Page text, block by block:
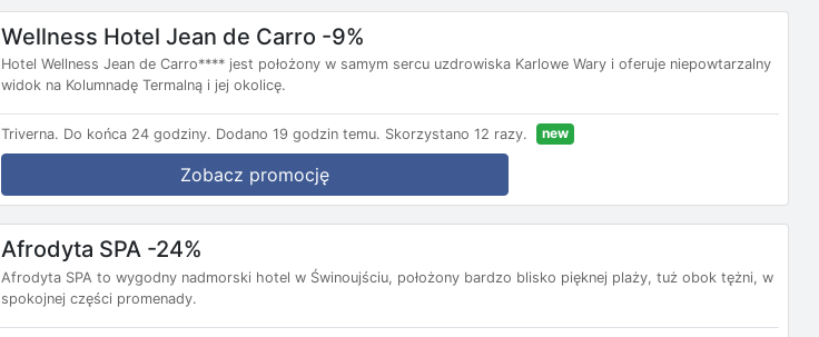
Wellness Hotel Jean de Carro -9%
Hotel Wellness Jean de Carro**** jest położony w samym sercu uzdrowiska Karlowe Wary i oferuje niepowtarzalny
widok na Kolumnadę Termalną i jej okolicę.
Triverna. Do końca 24 godziny. Dodano 19 godzin temu. Skorzystano 12 razy. new
Zobacz promocję
Afrodyta SPA -24%
Afrodyta SPA to wygodny nadmorski hotel w Świnoujściu, położony bardzo blisko pięknej plaży, tuż obok tężni, w
spokojnej części promenady.